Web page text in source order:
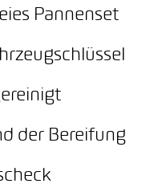
Pannenset
der Bereifung